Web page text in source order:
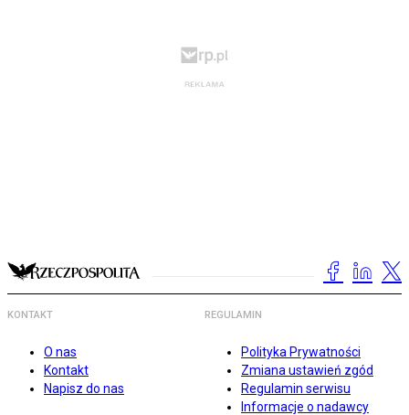
KONTAKT
O nas
Kontakt
Napisz do nas
REGULAMIN
Polityka Prywatności
Zmiana ustawień zgód
Regulamin serwisu
Informacje o nadawcy